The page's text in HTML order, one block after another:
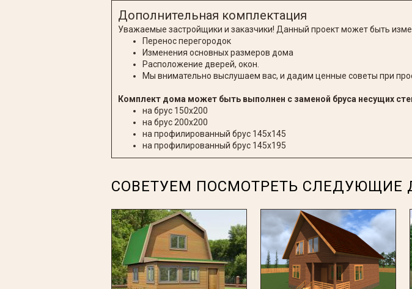
Дополнительная комплектация
Уважаемые застройщики и заказчики! Данный проект может быть
Перенос перегородок
Изменения основных размеров дома
Расположение дверей, окон.
Мы внимательно выслушаем вас, и дадим ценные советы при
Комплект дома может быть выполнен c заменой бруса несущих
на брус 150х200
на брус 200x200
на профилированный брус 145x145
на профилированный брус 145x195
СОВЕТУЕМ ПОСМОТРЕТЬ СЛЕДУЮЩИЕ